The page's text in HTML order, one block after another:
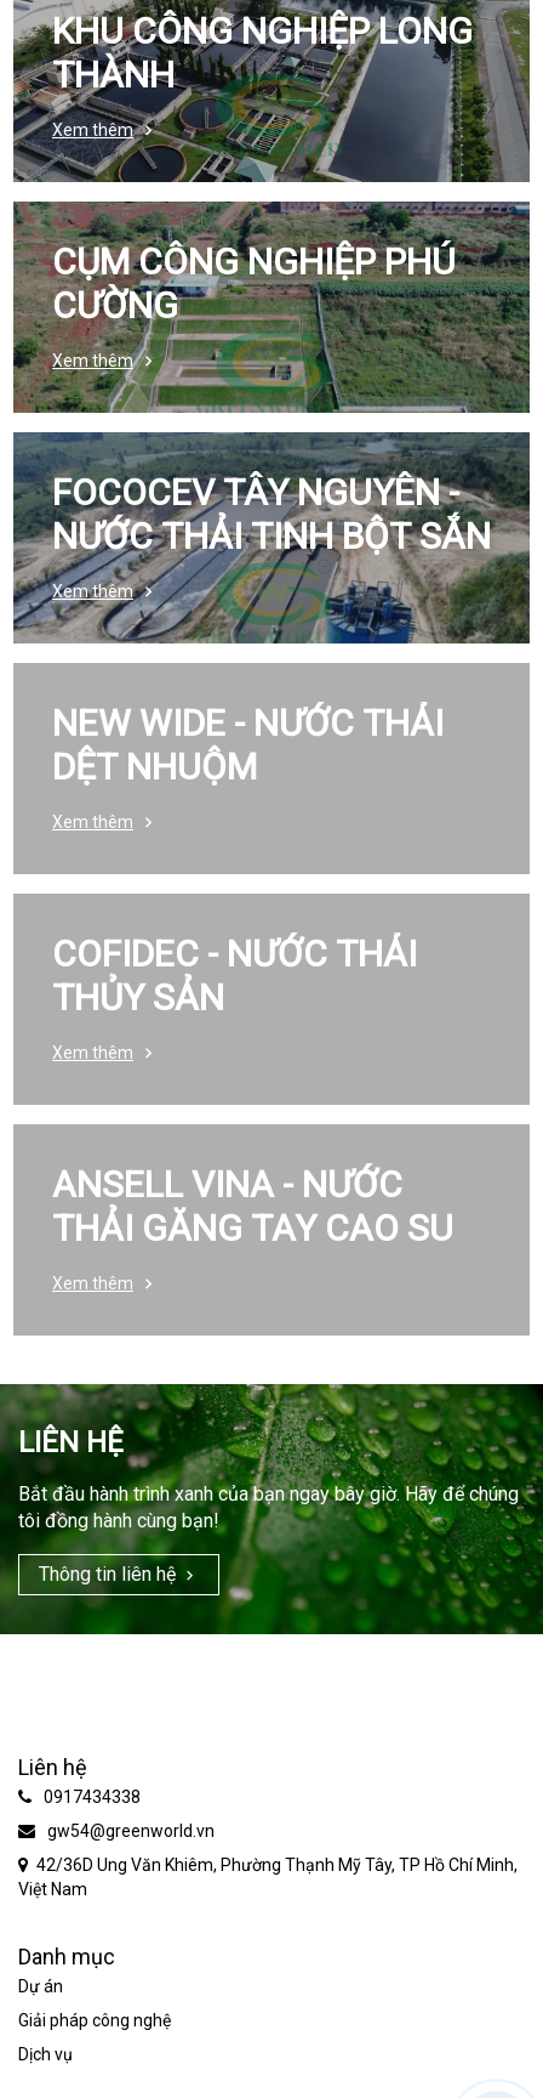
KHU CÔNG NGHIỆP LONG
THÀNH
Xem thêm
CỤM CÔNG NGHIỆP PHÚ
CƯỜNG
Xem thêm
FOCOCEV TÂY NGUYÊN -
NƯỚC THẢI TINH BỘT SẮN
Xem thêm
NEW WIDE - NƯỚC THẢI
DỆT NHUỘM
Xem thêm
COFIDEC - NƯỚC THẢI
THỦY SẢN
Xem thêm
ANSELL VINA - NƯỚC
THẢI GĂNG TAY CAO SU
Xem thêm
LIÊN HỆ
Bắt đầu hành trình xanh của bạn ngay bây giờ. Hãy để chúng
tôi đồng hành cùng bạn!
Thông tin liên hệ
Liên hệ
0917434338
gw54@greenworld.vn
42/36D Ung Văn Khiêm, Phường Thạnh Mỹ Tây, TP Hồ Chí Minh,
Việt Nam
Danh mục
Dự án
Giải pháp công nghệ
Dịch vụ